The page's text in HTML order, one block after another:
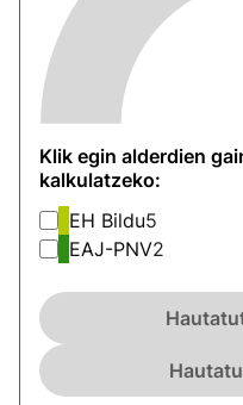
Klik egin alderdien
kalkulatzeko:
EH Bildu5
EAJ-PNV2